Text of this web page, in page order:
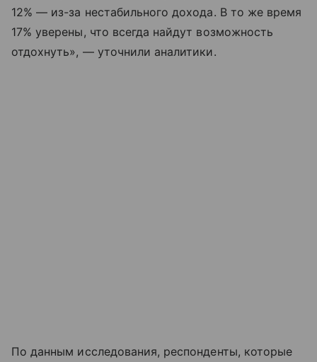
12% — из-за нестабильного дохода. В то же время
17% уверены, что всегда найдут возможность
отдохнуть», — уточнили аналитики.
По данным исследования, респонденты, которые